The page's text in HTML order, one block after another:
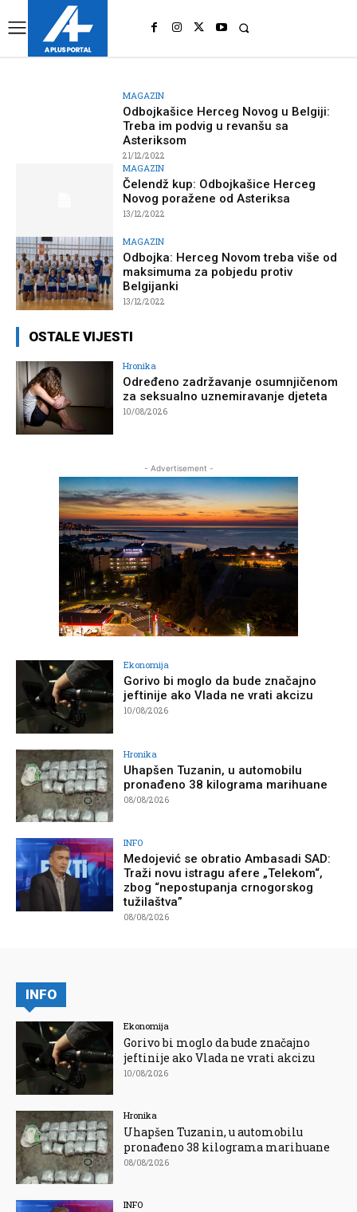
MAGAZIN
Odbojkašice Herceg Novog u Belgiji:
Treba im podvig u revanšu sa
Asteriksom
21/12/2022
MAGAZIN
Čelendž kup: Odbojkašice Herceg
Novog poražene od Asteriksa
13/12/2022
MAGAZIN
Odbojka: Herceg Novom treba više od
maksimuma za pobjedu protiv
Belgijanki
13/12/2022
OSTALE VIJESTI
Hronika
Određeno zadržavanje osumnjičenom
za seksualno uznemiravanje djeteta
10/08/2026
- Advertisement -
Ekonomija
Gorivo bi moglo da bude značajno
jeftinije ako Vlada ne vrati akcizu
10/08/2026
Hronika
Uhapšen Tuzanin, u automobilu
pronađeno 38 kilograma marihuane
08/08/2026
INFO
Medojević se obratio Ambasadi SAD:
Traži novu istragu afere „Telekom“,
zbog “nepostupanja crnogorskog
tužilaštva”
08/08/2026
INFO
Ekonomija
Gorivo bi moglo da bude značajno
jeftinije ako Vlada ne vrati akcizu
10/08/2026
Hronika
Uhapšen Tuzanin, u automobilu
pronađeno 38 kilograma marihuane
08/08/2026
INFO